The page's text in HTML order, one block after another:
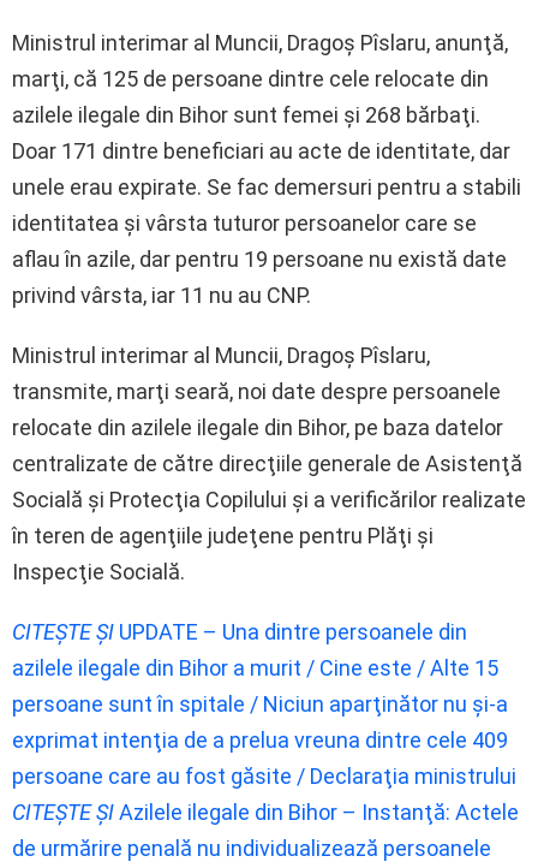
Ministrul interimar al Muncii, Dragoş Pîslaru, anunţă,
marţi, că 125 de persoane dintre cele relocate din
azilele ilegale din Bihor sunt femei şi 268 bărbaţi.
Doar 171 dintre beneficiari au acte de identitate, dar
unele erau expirate. Se fac demersuri pentru a stabili
identitatea şi vârsta tuturor persoanelor care se
aflau în azile, dar pentru 19 persoane nu există date
privind vârsta, iar 11 nu au CNP.
Ministrul interimar al Muncii, Dragoş Pîslaru,
transmite, marţi seară, noi date despre persoanele
relocate din azilele ilegale din Bihor, pe baza datelor
centralizate de către direcţiile generale de Asistenţă
Socială şi Protecţia Copilului şi a verificărilor realizate
în teren de agenţiile judeţene pentru Plăţi şi
Inspecţie Socială.
CITEȘTE ȘI UPDATE – Una dintre persoanele din
azilele ilegale din Bihor a murit / Cine este / Alte 15
persoane sunt în spitale / Niciun aparţinător nu şi-a
exprimat intenţia de a prelua vreuna dintre cele 409
persoane care au fost găsite / Declaraţia ministrului
CITEȘTE ȘIAzilele ilegale din Bihor – Instanţă: Actele
de urmărire penală nu individualizează persoanele